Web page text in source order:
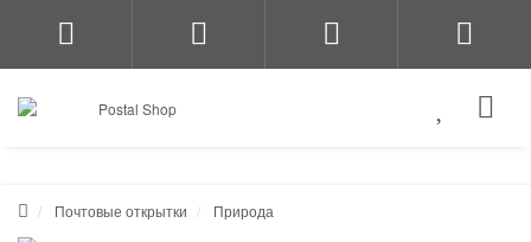
Почтовые открытки Природа